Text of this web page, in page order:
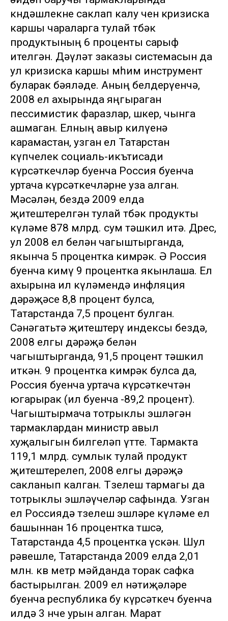
көндәшлекне саклап калу өчен кризиска
каршы чараларга тулай төбәк
продуктының 6 проценты сарыф
ителгән. Дәүләт заказы системасын да
ул кризиска каршы мөһим инструмент
буларак бәяләде. Аның белдерүенчә,
2008 ел ахырында яңгыраган
пессимистик фаразлар, шөкер, чынга
ашмаган. Елның авыр килүенә
карамастан, узган ел Татарстан
күпчелек социаль-икътисади
күрсәткечләр буенча Россия буенча
уртача күрсәткечләрне уза алган.
Мәсәлән, бездә 2009 елда
җитештерелгән тулай төбәк продукты
күләме 878 млрд. сум тәшкил итә. Дөрес,
ул 2008 ел белән чагыштырганда,
якынча 5 процентка кимрәк. Ә Россия
буенча кимү 9 процентка якынлаша. Ел
ахырына ил күләмендә инфляция
дәрәҗәсе 8,8 процент булса,
Татарстанда 7,5 процент булган.
Сәнәгатьтә җитештерү индексы бездә,
2008 елгы дәрәҗә белән
чагыштырганда, 91,5 процент тәшкил
иткән. 9 процентка кимрәк булса да,
Россия буенча уртача күрсәткечтән
югарырак (ил буенча -89,2 процент).
Чагыштырмача тотрыклы эшләгән
тармаклардан министр авыл
хуҗалыгын билгеләп үтте. Тармакта
119,1 млрд. сумлык тулай продукт
җитештерелеп, 2008 елгы дәрәҗә
сакланып калган. Төзелеш тармагы да
тотрыклы эшләүчеләр сафында. Узган
ел Россиядә төзелеш эшләре күләме ел
башыннан 16 процентка төшсә,
Татарстанда 4,5 процентка үскән. Шул
рәвешле, Татарстанда 2009 елда 2,01
млн. кв метр мәйданда торак сафка
бастырылган. 2009 ел нәтиҗәләре
буенча республика бу күрсәткеч буенча
илдә 3 нче урын алган. Марат